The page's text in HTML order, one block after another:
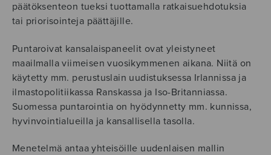
päätöksenteon tueksi tuottamalla ratkaisuehdotuksia
tai priorisointeja päättäjille.
Puntaroivat kansalaispaneelit ovat yleistyneet
maailmalla viimeisen vuosikymmenen aikana. Niitä on
käytetty mm. perustuslain uudistuksessa Irlannissa ja
ilmastopolitiikassa Ranskassa ja Iso-Britanniassa.
Suomessa puntarointia on hyödynnetty mm. kunnissa,
hyvinvointialueilla ja kansallisella tasolla.
Menetelmä antaa yhteisöille uudenlaisen mallin